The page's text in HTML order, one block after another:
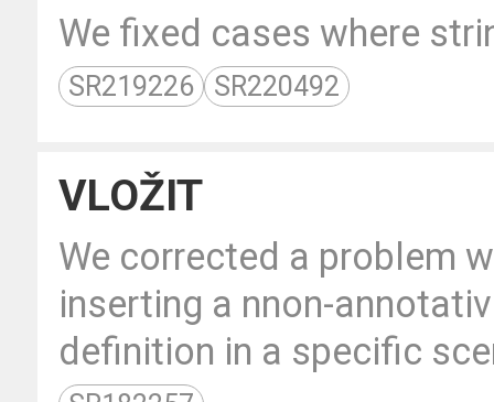
We fixed cases where
SR219226 SR220492
VLOŽIT
We corrected a problem
inserting a nnon-
definition in a specific